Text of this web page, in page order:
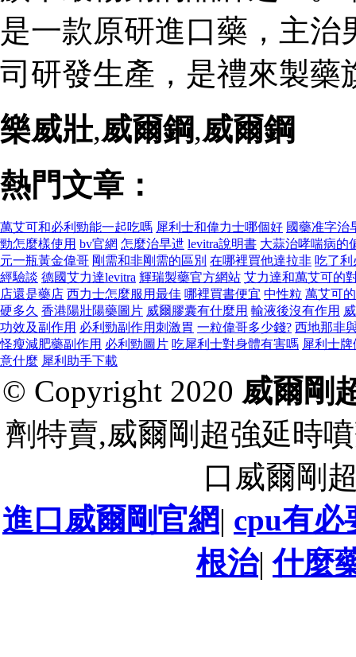
是一款原研進口藥，主
司研發生產，是禮來製藥
樂威壯,威爾鋼,威爾鋼
熱門文章：
萬艾可和必利勁能一起吃嗎 犀利士和偉力士哪個好 國藥准字治
勁怎麼樣使用 bv官網 怎麼治早迣 levitra說明書 大蒜治哮喘病的
元一瓶黃金偉哥 剛需和非剛需的區別 在哪裡買他達拉非 吃了
經驗談 德國艾力達levitra 輝瑞製藥官方網站 艾力達和萬艾可的
店還是藥店 西力士怎麼服用最佳 哪裡買書便宜 中性粒 萬艾可
硬多久 香港陽壯陽藥圖片 威爾膠囊有什麼用 輸液後沒有作用
功效及副作用 必利勁副作用刺激胃 一粒偉哥多少錢? 西地那非
怪瘦減肥藥副作用 必利勁圖片 吃犀利士對身體有害嗎 犀利士
意什麼 犀利助手下載
© Copyright 2020 威爾剛
劑特賣,威爾剛超強延時
口威爾剛
進口威爾剛官網| cpu有必
根治|什麼